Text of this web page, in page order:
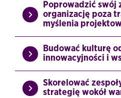
Poprowadzić swój
organizację poza
myślenia
Budować kulturę
innowacyjności i
Skorelować
strategię wokół